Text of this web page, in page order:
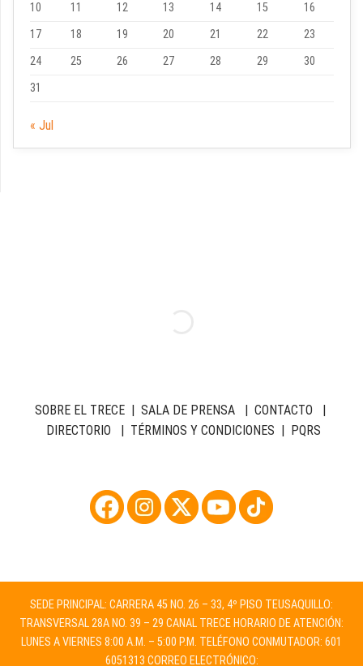
10
11 12 13 14 15
16
17
18 19 20 21 22
23
24
25 26 27 28 29
30
31
« Jul
SOBRE EL TRECE| SALA DE PRENSA| CONTACTO |
DIRECTORIO | TÉRMINOS Y CONDICIONES | PQRS
SEDE PRINCIPAL: CARRERA 45 NO. 26 – 33, 4º PISO TEUSAQUILLO:
TRANSVERSAL 28A NO. 39 – 29 CANAL TRECE HORARIO DE ATENCIÓN:
LUNES A VIERNES 8:00 A.M. – 5:00 P.M. TELÉFONO CONMUTADOR: 601
6051313 CORREO ELECTRÓNICO: